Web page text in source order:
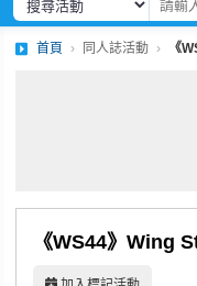
首頁 同人誌活動 《
《WS44》Wing